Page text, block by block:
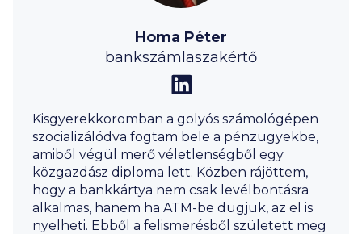
Homa Péter
bankszámlaszakértő
Kisgyerekkoromban a golyós számológépen
szocializálódva fogtam bele a pénzügyekbe,
amiből végül merő véletlenségből egy
közgazdász diploma lett. Közben rájöttem,
hogy a bankkártya nem csak levélbontásra
alkalmas, hanem ha ATM-be dugjuk, az el is
nyelheti. Ebből a felismerésből született meg